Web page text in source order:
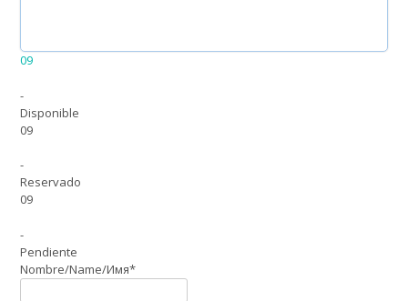
09
-
Disponible
09
-
Reservado
09
-
Pendiente
Nombre/Name/Имя*